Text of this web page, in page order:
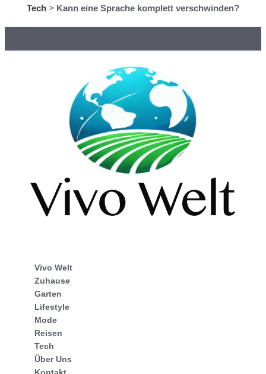
Tech > Kann eine Sprache komplett verschwinden?
Vivo Welt
Zuhause
Garten
Lifestyle
Mode
Reisen
Tech
Über Uns
Kontakt